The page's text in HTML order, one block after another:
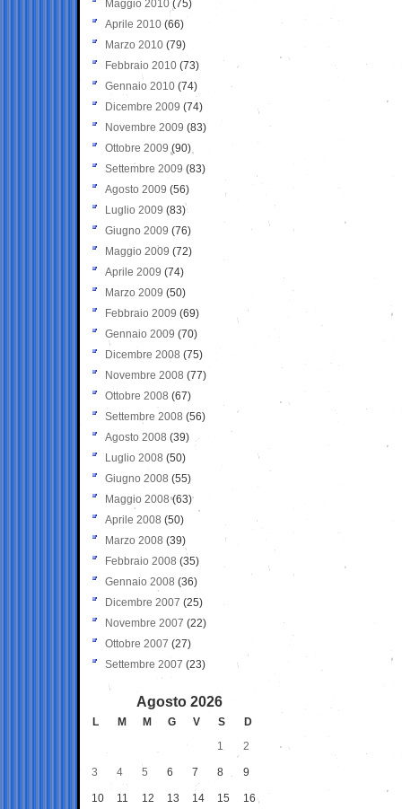
Maggio 2010 (75)
Aprile 2010 (66)
Marzo 2010 (79)
Febbraio 2010 (73)
Gennaio 2010 (74)
Dicembre 2009 (74)
Novembre 2009 (83)
Ottobre 2009 (90)
Settembre 2009 (83)
Agosto 2009 (56)
Luglio 2009 (83)
Giugno 2009 (76)
Maggio 2009 (72)
Aprile 2009 (74)
Marzo 2009 (50)
Febbraio 2009 (69)
Gennaio 2009 (70)
Dicembre 2008 (75)
Novembre 2008 (77)
Ottobre 2008 (67)
Settembre 2008 (56)
Agosto 2008 (39)
Luglio 2008 (50)
Giugno 2008 (55)
Maggio 2008(63)
Aprile 2008 (50)
Marzo 2008 (39)
Febbraio 2008 (35)
Gennaio 2008 (36)
Dicembre 2007 (25)
Novembre 2007 (22)
Ottobre 2007 (27)
Settembre 2007 (23)
Agosto 2026
L M M G V S
D
1
2
3 4 5 6 7 8 9
10 11 12 13 14 15 16